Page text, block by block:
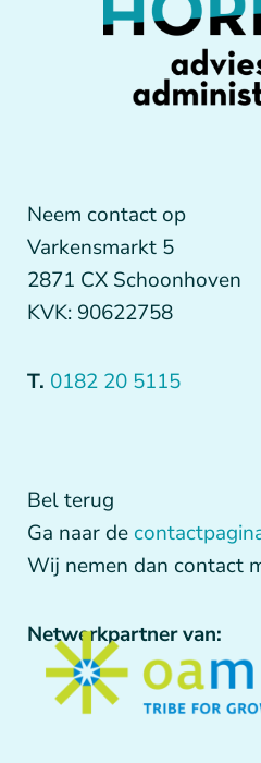
Neem contact op
Varkensmarkt 5
2871 CX Schoonhoven
KVK: 90622758
T. 0182 20 5115
Bel terug
Ga naar de
Wij nemen dan contact
Netwerkpartner van: